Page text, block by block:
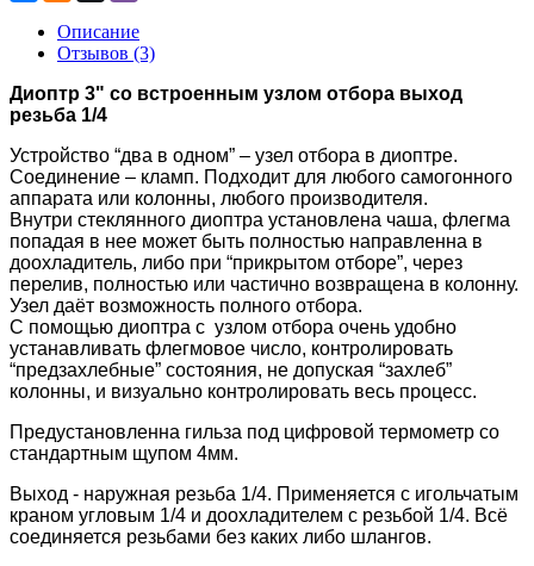
Описание
Отзывов (3)
Диоптр 3" со встроенным узлом отбора выход
резьба 1/4
Устройство “два в одном” – узел отбора в диоптре.
Соединение – кламп. Подходит для любого самогонного
аппарата или колонны, любого производителя.
Внутри стеклянного диоптра установлена чаша, флегма
попадая в нее может быть полностью направленна в
доохладитель, либо при “прикрытом отборе”, через
перелив, полностью или частично возвращена в колонну.
Узел даёт возможность полного отбора.
С помощью диоптра с узлом отбора очень удобно
устанавливать флегмовое число, контролировать
“предзахлебные” состояния, не допуская “захлеб”
колонны, и визуально контролировать весь процесс.
Предустановленна гильза под цифровой термометр со
стандартным щупом 4мм.
Выход - наружная резьба 1/4. Применяется с игольчатым
краном угловым 1/4 и доохладителем с резьбой 1/4. Всё
соединяется резьбами без каких либо шлангов.